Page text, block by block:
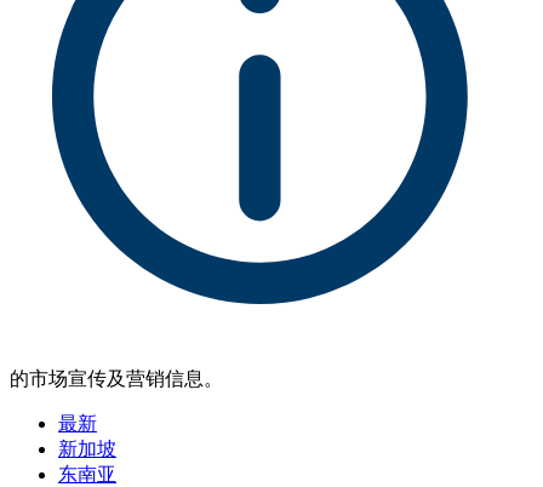
的市场宣传及营销信息。
最新
新加坡
东南亚